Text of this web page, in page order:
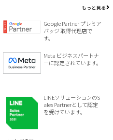
もっと見る
Google Partner プレミア
バッジ 取得代理店で
す。
Meta ビジネスパートナ
ーに認定されています。
LINEソリューションのS
ales Partnerとして認定
を受けています。